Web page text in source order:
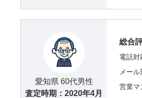
愛知県 60代男性
査定時期： 2020年4月
総合
電話対
メー
営業マ